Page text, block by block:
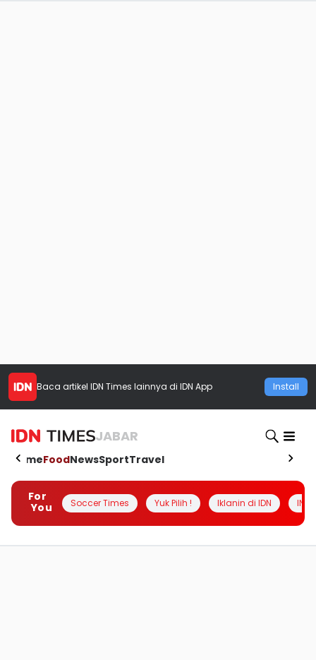
Baca artikel IDN Times lainnya di IDN App Install
JABAR
HomeFoodNewsSportTravel
For
You
Soccer Times Yuk Pilih ! Iklanin di IDN